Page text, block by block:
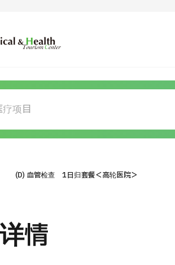
心（JMHC）
就诊流程
医疗项目检索
按部位・疾病搜索
(D) 血管检查 1日归套餐＜高轮医院＞
情